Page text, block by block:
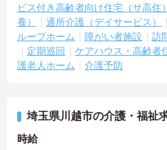
ビス付き高齢者向け住宅（サ高住）
養）
通所介護（デイサービス）
ループホーム
障がい者施設 訪
定期巡回
ケアハウス・高齢者
護老人ホーム
介護予防
埼玉県川越市の介護・福祉
時給